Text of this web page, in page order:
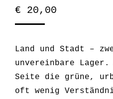
€ 20,00
Land und Stadt –
unvereinbare
Seite die grüne,
oft wenig